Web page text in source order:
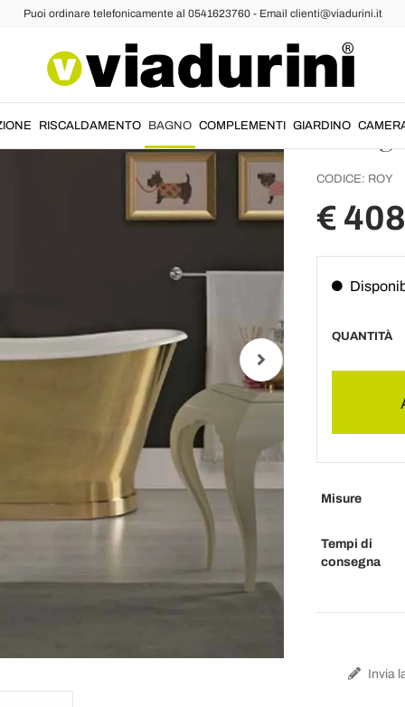
Puoi ordinare telefonicamente al 0541623760 - Email clienti@viadurini.it
RISCALDAMENTO BAGNO COMPLEMENTI GIARDINO
Vasca
CODICE: ROY
€
QUANTITÀ
Misure
Tempi di
consegna
Invia